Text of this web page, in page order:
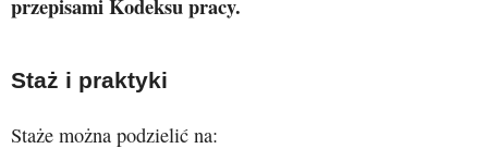
przepisami Kodeksu pracy.
Staż i praktyki
Staże można podzielić na: